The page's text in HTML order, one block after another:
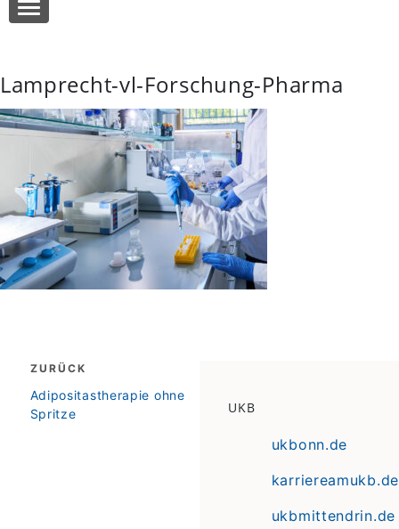
Lamprecht-vl-Forschung-Pharma
Beitragsnavigation
ZURÜCK
zurück
Adipositastherapie ohne
Spritze
UKB
ukbonn.de
karriereamukb.de
ukbmittendrin.de